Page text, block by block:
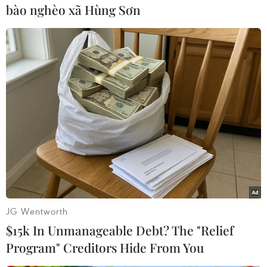
Và đến chiều 9/3 tại Singapore, giá dầu ngọt nhẹ
giao tháng Tư tới tiếp tụcgiảm 67 xu xuống
104,35 USD/thùng; còn giá dầu Brent cùng kỳ
hạn giảm 76 xuxuống 112,30 USD/thùng.
Tuy nhiên, giới giao dịch hiện nay rõ ràng vẫn
chưa hết lo ngại về tình hìnhchính trị ở nhiều
nước Arập, trong đó có cả Arập Xêút.
David Hufton, thuộc công ty môi giới PVM, cho
rằng ngay cả khi tình hình ởTrung Đông trở lại
bình thường, tác động của những rối loạn hiện
nay trong trunghạn sẽ hạn chế đà đi xuống của
giá dầu và nếu nguồn cung từ một nước sản
xuấtkhác bị gián đoạn hoặc thậm chí là chỉ cần
một nguy cơ, giá dầu sẽ nhanh chóngvượt
bào nghèo xã Hùng Sơn
JG Wentworth
$15k In Unmanageable Debt? The "Relief
Program" Creditors Hide From You